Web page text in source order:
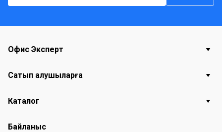
Офис Эксперт
Сатып алушыларға
Каталог
Байланыс